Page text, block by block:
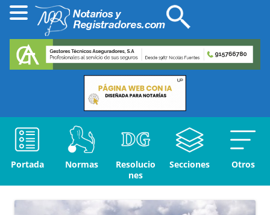
Portada Normas
Resolucio
nes
Secciones Otros